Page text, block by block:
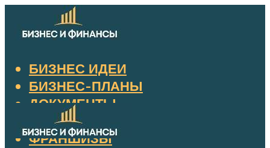
БИЗНЕС ИДЕИ
БИЗНЕС-ПЛАНЫ
ДОКУМЕНТЫ
НАЛОГИ
ФРАНШИЗЫ